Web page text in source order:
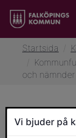
Startsida
och nämnder
Vi bjuder på